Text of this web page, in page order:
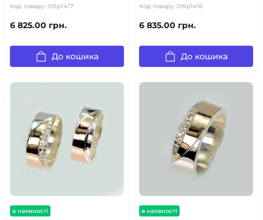
Код товару: Обр1417
6 825.00 грн.
До кошика
Код товару: Обр1416
6 835.00 грн.
До кошика
в наявності в наявності